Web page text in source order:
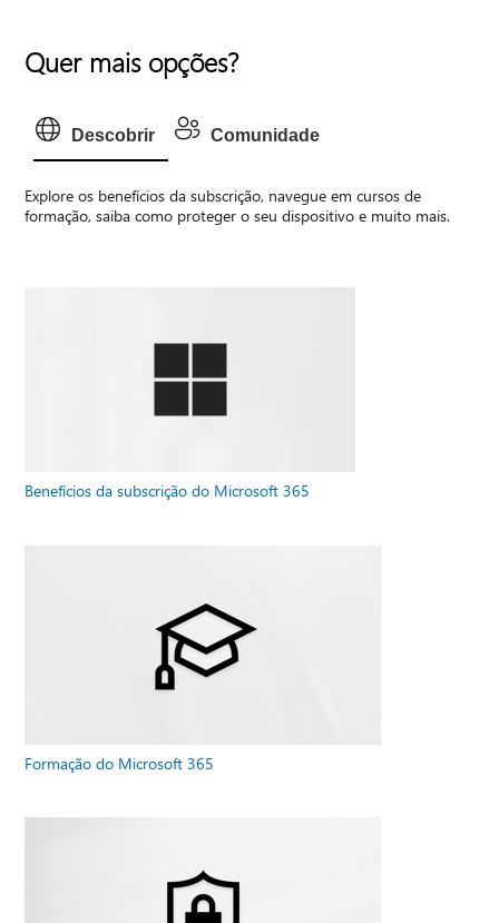
Quer mais opções?
Descobrir Comunidade
Explore os benefícios da subscrição, navegue em cursos de
formação, saiba como proteger o seu dispositivo e muito mais.
Benefícios da subscrição do Microsoft 365
Formação do Microsoft 365